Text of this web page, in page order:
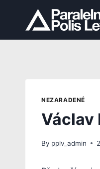
content
NEZARADENÉ
Václav
By pplv_admin